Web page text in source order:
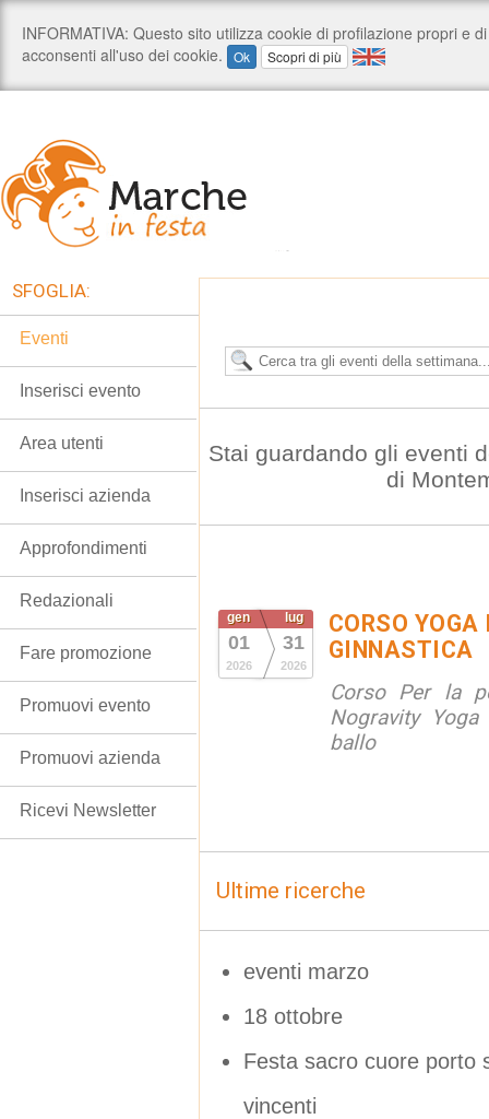
Stai guardando gli eventi
di
gen
01
2026
lug
31
2026
CORSO
GINNASTICA
Corso Per la
Nogravity
ballo
Ultime ricerche
eventi marzo
18 ottobre
Festa sacro cuore porto
vincenti
SFOGLIA:
Eventi
Inserisci evento
Area utenti
Inserisci azienda
Approfondimenti
Redazionali
Fare promozione
Promuovi evento
Promuovi azienda
Ricevi Newsletter